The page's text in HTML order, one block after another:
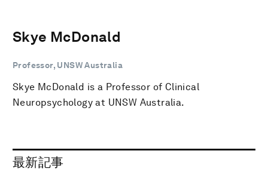
Skye McDonald
Professor, UNSW Australia
Skye McDonald is a Professor of Clinical
Neuropsychology at UNSW Australia.
最新記事